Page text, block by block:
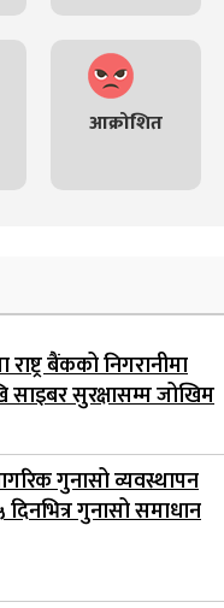
आक्रोशित
बैंकको निगरानीमा
सुरक्षासम्म जोखिम
गुनासो व्यवस्थापन
गुनासो समाधान